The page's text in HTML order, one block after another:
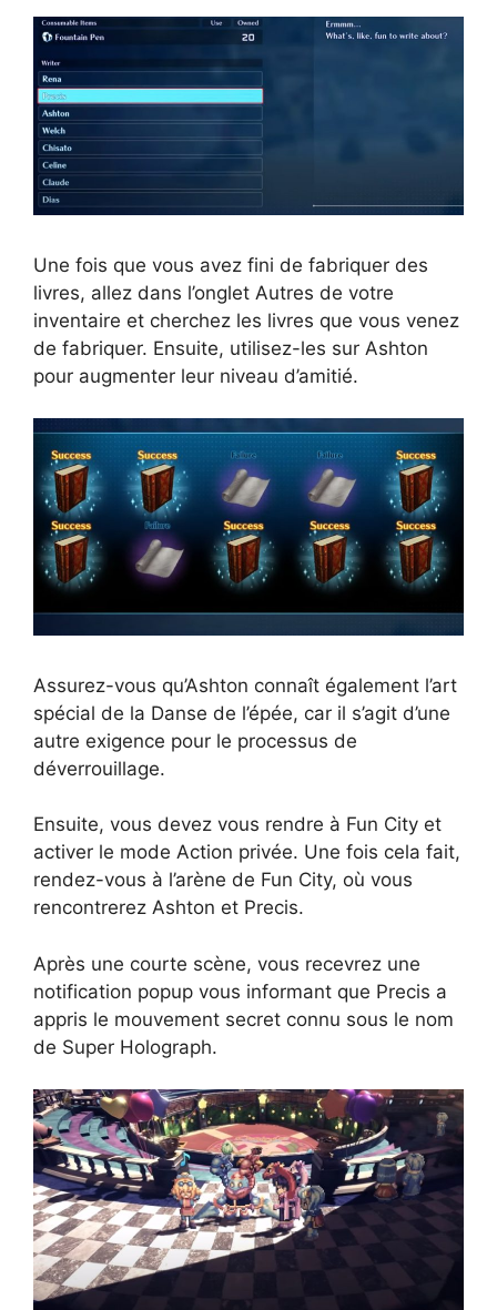
Une fois que vous avez fini de fabriquer des
livres, allez dans l’onglet Autres de votre
inventaire et cherchez les livres que vous venez
de fabriquer. Ensuite, utilisez-les sur Ashton
pour augmenter leur niveau d’amitié.
Assurez-vous qu’Ashton connaît également l’art
spécial de la Danse de l’épée, car il s’agit d’une
autre exigence pour le processus de
déverrouillage.
Ensuite, vous devez vous rendre à Fun City et
activer le mode Action privée. Une fois cela fait,
rendez-vous à l’arène de Fun City, où vous
rencontrerez Ashton et Precis.
Après une courte scène, vous recevrez une
notification popup vous informant que Precis a
appris le mouvement secret connu sous le nom
de Super Holograph.